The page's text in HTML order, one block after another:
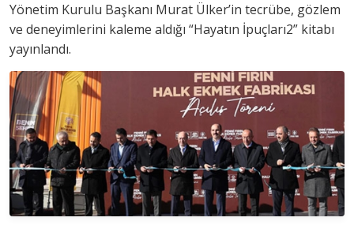
Yönetim Kurulu Başkanı Murat Ülker’in tecrübe, gözlem
ve deneyimlerini kaleme aldığı “Hayatın İpuçları2” kitabı
yayınlandı.